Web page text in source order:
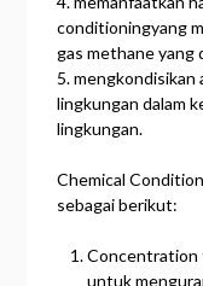
conditioningyang
gas methane yang
5. mengkondisikan
lingkungan dalam
lingkungan.
Chemical
sebagai berikut:
Concentration
untuk